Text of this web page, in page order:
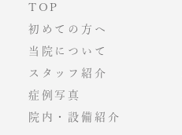
TOP
初めての方へ
当院について
スタッフ紹介
症例写真
院内・設備紹介